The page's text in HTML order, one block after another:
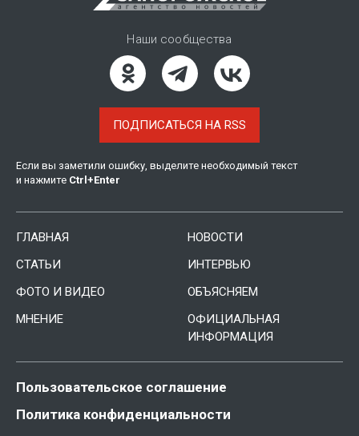
Наши сообщества
ПОДПИСАТЬСЯ НА RSS
Если вы заметили ошибку, выделите необходимый текст
и нажмите Ctrl +Enter
ГЛАВНАЯ
НОВОСТИ
СТАТЬИ
ИНТЕРВЬЮ
ФОТО И ВИДЕО
ОБЪЯСНЯЕМ
МНЕНИЕ
ОФИЦИАЛЬНАЯ
ИНФОРМАЦИЯ
Пользовательское соглашение
Политика конфиденциальности